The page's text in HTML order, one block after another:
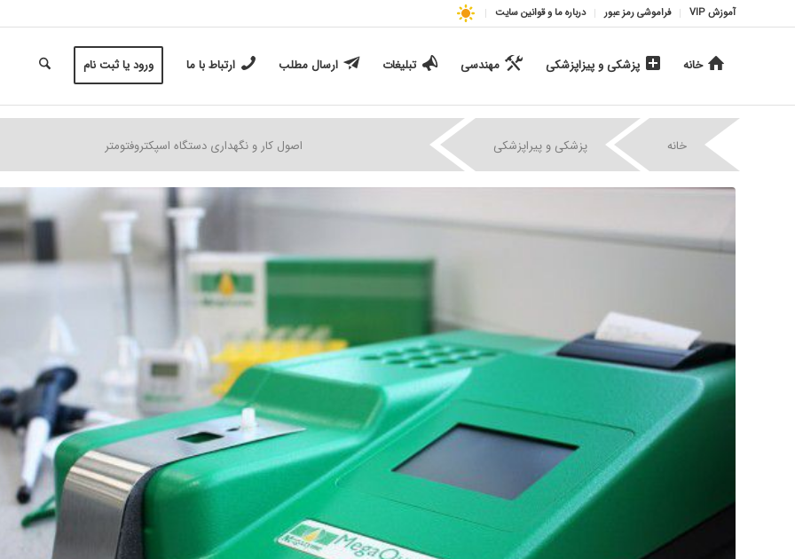
آموزش VIP فراموشی رمز عبور درباره ما و قوانین سایت
خانه پزشکی و پیزاپزشکی مهندسی تبلیغات ارسال مطلب ارتباط با ما ورود یا ثبت نام
خانه پزشکی و پیراپزشکی | اصول کار و نگهداری دستگاه اسپکتروفتومتر